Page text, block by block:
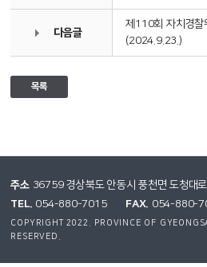
다음글
제110회 자치경찰
(2024.9.23.)
목록
주소 36759 경상북도 안동시 풍천면 도청대
TEL. 054-880-7015 FAX. 054-880-
COPYRIGHT 2022. PROVINCE OF
RESERVED.